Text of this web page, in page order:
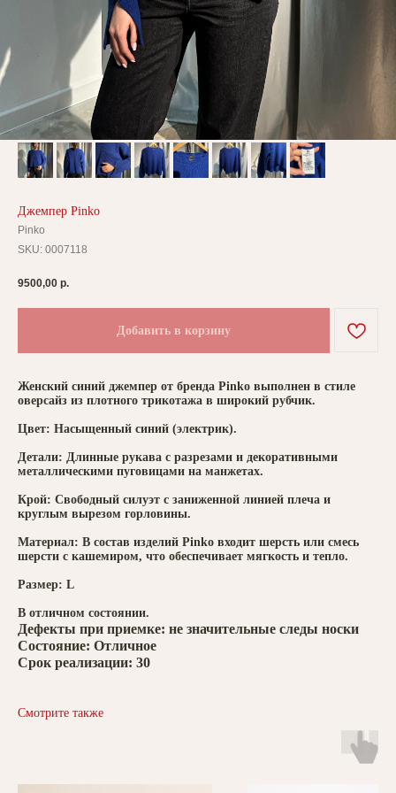
Джемпер Pinko
Pinko
SKU: 0007118
9500,00 р.
Добавить в корзину
Женский синий джемпер от бренда Pinko выполнен в стиле
оверсайз из плотного трикотажа в широкий рубчик.
Цвет: Насыщенный синий (электрик).
Детали: Длинные рукава с разрезами и декоративными
металлическими пуговицами на манжетах.
Крой: Свободный силуэт с заниженной линией плеча и
круглым вырезом горловины.
Материал: В состав изделий Pinko входит шерсть или смесь
шерсти с кашемиром, что обеспечивает мягкость и тепло.
Размер: L
В отличном состоянии.
Дефекты при приемке: не значительные следы носки
Состояние: Отличное
Срок реализации: 30
Смотрите также